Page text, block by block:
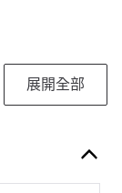
展開全部